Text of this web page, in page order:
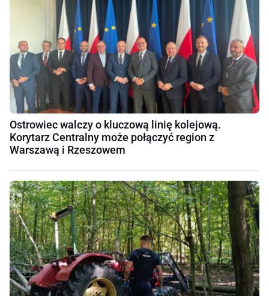
Ostrowiec walczy o kluczową linię kolejową.
Korytarz Centralny może połączyć region z
Warszawą i Rzeszowem